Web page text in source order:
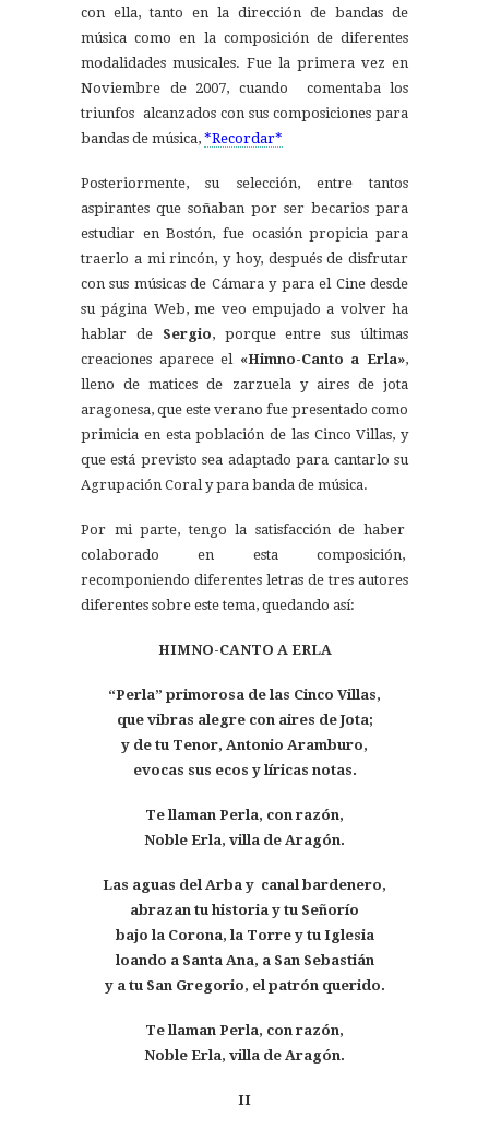
con ella, tanto en la dirección de bandas de
música como en la composición de diferentes
modalidades musicales. Fue la primera vez en
Noviembre de 2007, cuando comentaba los
triunfos alcanzados con sus composiciones para
bandas de música, *Recordar*
Posteriormente, su selección, entre tantos
aspirantes que soñaban por ser becarios para
estudiar en Bostón, fue ocasión propicia para
traerlo a mi rincón, y hoy, después de disfrutar
con sus músicas de Cámara y para el Cine desde
su página Web, me veo empujado a volver ha
hablar de Sergio, porque entre sus últimas
creaciones aparece el «Himno-Canto a Erla»,
lleno de matices de zarzuela y aires de jota
aragonesa, que este verano fue presentado como
primicia en esta población de las Cinco Villas, y
que está previsto sea adaptado para cantarlo su
Agrupación Coral y para banda de música.
Por mi parte, tengo la satisfacción de haber
colaborado en esta composición,
recomponiendo diferentes letras de tres autores
diferentes sobre este tema, quedando así:
HIMNO-CANTO A ERLA
“Perla” primorosa de las Cinco Villas,
que vibras alegre con aires de Jota;
y de tu Tenor, Antonio Aramburo,
evocas sus ecos y líricas notas.
Te llaman Perla, con razón,
Noble Erla, villa de Aragón.
Las aguas del Arba y canal bardenero,
abrazan tu historia y tu Señorío
bajo la Corona, la Torre y tu Iglesia
loando a Santa Ana, a San Sebastián
y a tu San Gregorio, el patrón querido.
Te llaman Perla, con razón,
Noble Erla, villa de Aragón.
II